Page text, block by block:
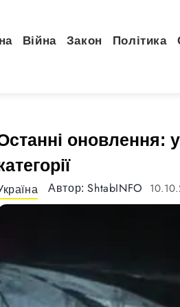
Війна Закон Політика
оновлення:
Автор:ShtabINFO